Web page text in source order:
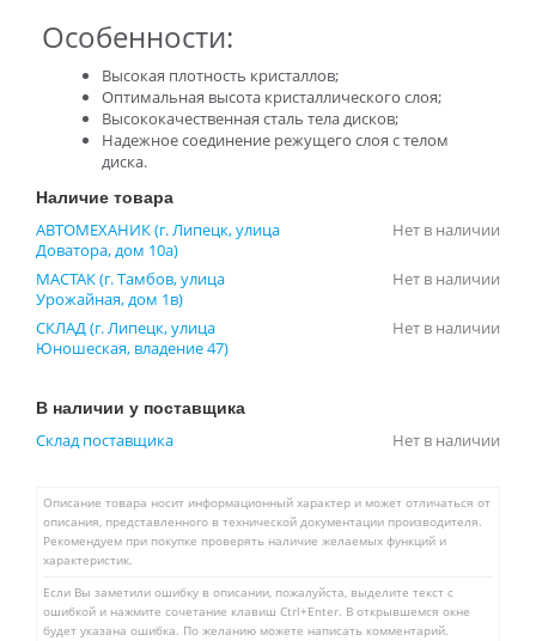
Особенности:
Высокая плотность кристаллов;
Оптимальная высота кристаллического слоя;
Высококачественная сталь тела дисков;
Надежное соединение режущего слоя с телом
диска.
Наличие товара
АВТОМЕХАНИК (г. Липецк, улица
Доватора, дом 10а)
Нет в наличии
МАСТАК (г. Тамбов, улица
Урожайная, дом 1в)
Нет в наличии
СКЛАД (г. Липецк, улица
Юношеская, владение 47)
Нет в наличии
В наличии у поставщика
Склад поставщика Нет в наличии
Описание товара носит информационный характер и может отличаться от
описания, представленного в технической документации производителя.
Рекомендуем при покупке проверять наличие желаемых функций и
характеристик.
Если Вы заметили ошибку в описании, пожалуйста, выделите текст с
ошибкой и нажмите сочетание клавиш Ctrl+Enter. В открывшемся окне
будет указана ошибка. По желанию можете написать комментарий.